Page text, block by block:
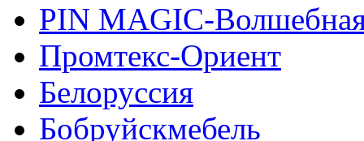
PIN MAGIС-
Промтекс-Ориент
Белоруссия
Бобруйскмебель